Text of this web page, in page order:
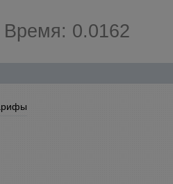
Время: 0.0162